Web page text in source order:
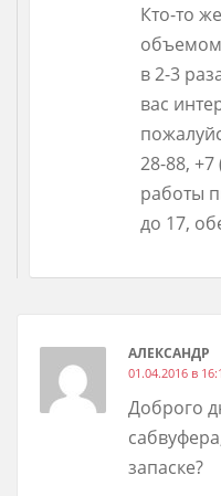
Кто-то
в 2-3
вас
28-88, +7
работы
до 17,
АЛЕКСАНДР
01.04.2016 в
Доброго
запаске?